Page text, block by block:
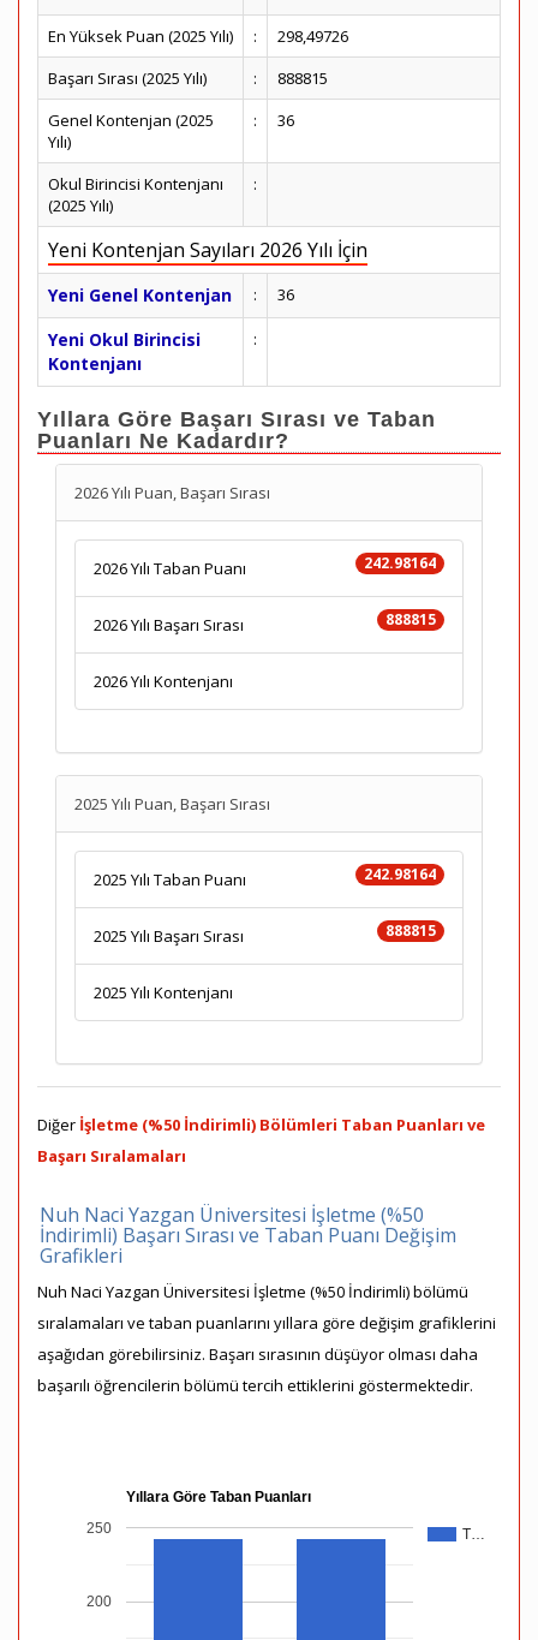
En Yüksek Puan (2025 Yılı) :
298,49726
Başarı Sırası (2025 Yılı)
:
888815
Genel Kontenjan (2025
Yılı)
: 36
Okul Birincisi Kontenjanı
(2025 Yılı)
:
Yeni Kontenjan Sayıları 2026 Yılı İçin
Yeni Genel Kontenjan : 36
Yeni Okul Birincisi
Kontenjanı
:
Yıllara Göre Başarı Sırası ve Taban
Puanları Ne Kadardır?
2026 Yılı Puan, Başarı Sırası
242.98164
2026 Yılı Taban Puanı
888815
2026 Yılı Başarı Sırası
2026 Yılı Kontenjanı
2025 Yılı Puan, Başarı Sırası
242.98164
2025 Yılı Taban Puanı
888815
2025 Yılı Başarı Sırası
2025 Yılı Kontenjanı
Diğer İşletme (%50 İndirimli) Bölümleri Taban Puanları ve
Başarı Sıralamaları
Nuh Naci Yazgan Üniversitesi İşletme (%50
İndirimli) Başarı Sırası ve Taban Puanı Değişim
Grafikleri
Nuh Naci Yazgan Üniversitesi İşletme (%50 İndirimli) bölümü
sıralamaları ve taban puanlarını yıllara göre değişim grafiklerini
aşağıdan görebilirsiniz. Başarı sırasının düşüyor olması daha
başarılı öğrencilerin bölümü tercih ettiklerini göstermektedir.
Yıllara Göre Taban Puanları
T…
200
250